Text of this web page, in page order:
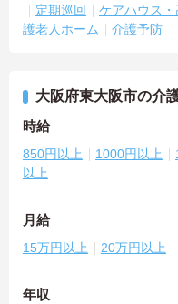
定期巡回
ケアハウス
護老人ホーム
介護予防
大阪府東大阪市の介
時給
850円以上 1000円以上
以上
月給
15万円以上 20万円以上
年収